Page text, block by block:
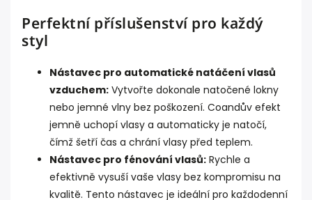
Perfektní příslušenství pro každý
styl
Nástavec pro automatické natáčení vlasů
vzduchem: Vytvořte dokonale natočené lokny
nebo jemné vlny bez poškození. Coandův efekt
jemně uchopí vlasy a automaticky je natočí,
čímž šetří čas a chrání vlasy před teplem.
Nástavec pro fénování vlasů: Rychle a
efektivně vysuší vaše vlasy bez kompromisu na
kvalitě. Tento nástavec je ideální pro každodenní